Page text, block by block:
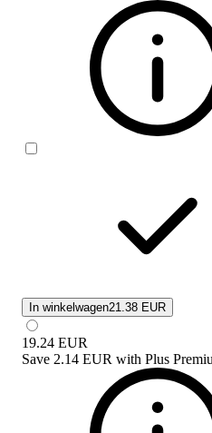
In winkelwagen21.38 EUR
19.24 EUR
Save 2.14 EUR with Plus